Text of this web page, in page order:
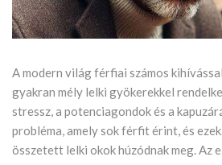
A modern világ férfiai számos
gyakran mély lelki gyökerekkel
stressz, a potenciagondok és a
probléma, amely sok férfit érint, és
összetett lelki okok húzódnak meg. Az